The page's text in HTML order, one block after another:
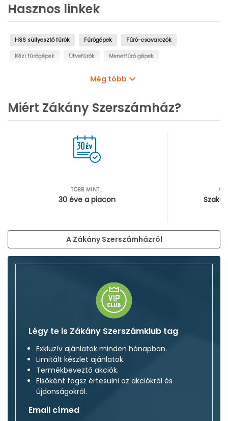
Hasznos linkek
HSS süllyesztő fúrók Fúrógépek Fúró-csavarozók
Kézi fúrógépek Ütvefúrók Menetfúró gépek
Még több
Miért Zákány Szerszámház?
TÖBB MINT...
30 éve a piacon
A Zákány Szerszámházról
Légy te is Zákány Szerszámklub tag
Exkluzív ajánlatok minden hónapban.
Limitált készlet ajánlatok.
Termékbeveztő akciók.
Elsőként fogsz értesülni az akciókról és
újdonságokról.
Email címed